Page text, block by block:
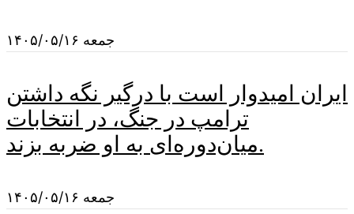
جمعه ۱۴۰۵/۰۵/۱۶
ایران امیدوار است با درگیر نگه داشتن
ترامپ در جنگ، در انتخابات
میان‌دوره‌ای به او ضربه بزند.
جمعه ۱۴۰۵/۰۵/۱۶